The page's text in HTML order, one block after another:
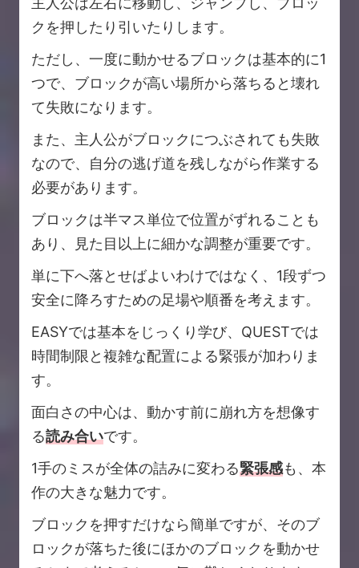
クを押したり引いたりします。
ただし、一度に動かせるブロックは基本的に1
つで、ブロックが高い場所から落ちると壊れ
て失敗になります。
また、主人公がブロックにつぶされても失敗
なので、自分の逃げ道を残しながら作業する
必要があります。
ブロックは半マス単位で位置がずれることも
あり、見た目以上に細かな調整が重要です。
単に下へ落とせばよいわけではなく、1段ずつ
安全に降ろすための足場や順番を考えます。
EASYでは基本をじっくり学び、QUESTでは
時間制限と複雑な配置による緊張が加わりま
す。
面白さの中心は、動かす前に崩れ方を想像す
る読み合いです。
1手のミスが全体の詰みに変わる緊張感も、本
作の大きな魅力です。
ブロックを押すだけなら簡単ですが、そのブ
ロックが落ちた後にほかのブロックを動かせ